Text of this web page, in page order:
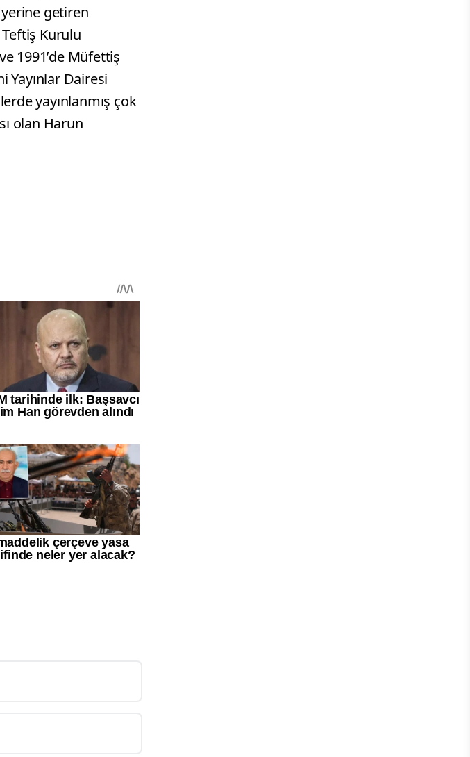
yerine getiren
Teftiş Kurulu
1991’de Müfettiş
Yayınlar Dairesi
yayınlanmış çok
olan Harun